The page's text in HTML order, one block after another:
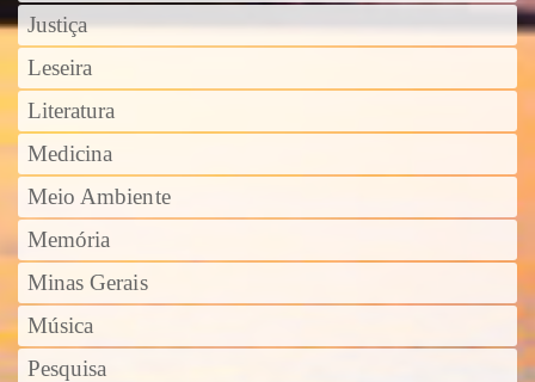
Justiça
Leseira
Literatura
Medicina
Meio Ambiente
Memória
Minas Gerais
Música
Pesquisa